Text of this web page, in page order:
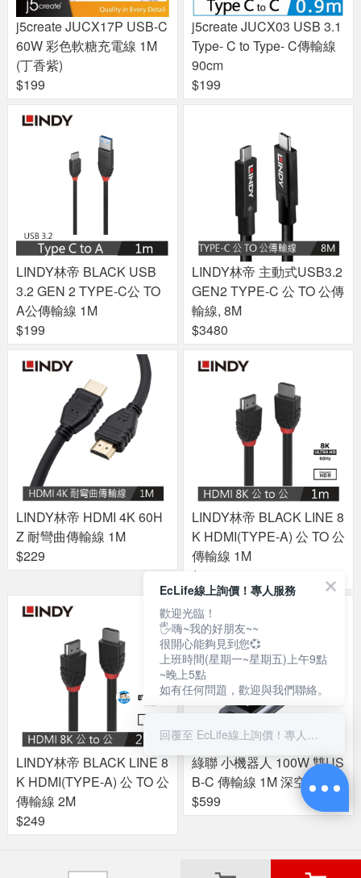
j5create JUCX17P USB-C
60W 彩色軟糖充電線 1M
(丁香紫)
$199
j5create JUCX03 USB 3.1
Type- C to Type- C傳輸線
90cm
$199
LINDY林帝 BLACK USB
3.2 GEN 2 TYPE-C公 TO
A公傳輸線 1M
$199
LINDY林帝 主動式USB3.2
GEN2 TYPE-C 公 TO 公傳
輸線, 8M
$3480
LINDY林帝 HDMI 4K 60H
Z 耐彎曲傳輸線 1M
$229
LINDY林帝 BLACK LINE 8
K HDMI(TYPE-A) 公 TO 公
傳輸線 1M
$199
LINDY林帝 BLACK LINE 8
K HDMI(TYPE-A) 公 TO 公
傳輸線 2M
$249
綠聯 小機器人 100W 雙US
B-C 傳輸線 1M 深空灰
$599
關於良興 門市據點
EcLife線上詢價！專人服務
歡迎光臨！
🖐嗨~我的好朋友~~
很開心能夠見到您💞
上班時間(星期一~星期五)上午9點
~晚上5點
如有任何問題，歡迎與我們聯絡。
回覆至 EcLife線上詢價！專人服務